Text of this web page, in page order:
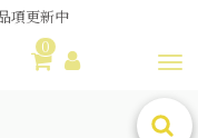
媽媽社團推薦❗歐姆龍NE-U100噴霧器❗躺著噴也👌
更新中
0